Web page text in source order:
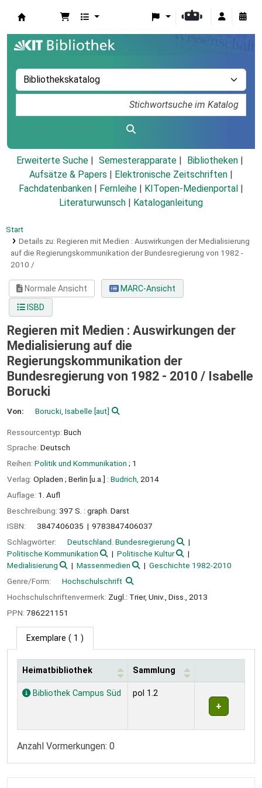
Erweiterte Suche Semesterapparate
Bibliotheken
Aufsätze & Papers
Elektronische Zeitschriften
Fachdatenbanken
Fernleihe KITopen-Medienportal
Literaturwunsch
Kataloganleitung
Start
Details zu: Regieren mit Medien : Auswirkungen der Medialisierung
auf die Regierungskommunikation der Bundesregierung von 1982 -
2010 /
Normale Ansicht
MARC-Ansicht
ISBD
Regieren mit Medien : Auswirkungen der
Medialisierung auf die
Regierungskommunikation der
Bundesregierung von 1982 - 2010 / Isabelle
Borucki
Von: Borucki, Isabelle [aut]
Ressourcentyp: Buch
Sprache: Deutsch
Reihen: Politik und Kommunikation ; 1
Verlag: Opladen ; Berlin [u.a.] : Budrich, 2014
Auflage: 1. Aufl
Beschreibung: 397 S. : graph. Darst
ISBN:
3847406035
9783847406037
Schlagwörter:
Deutschland. Bundesregierung
Politische Kommunikation
Politische Kultur
Medialisierung
Massenmedien
Geschichte 1982-2010
Genre/Form:
Hochschulschrift
Hochschulschriftenvermerk: Zugl.: Trier, Univ., Diss., 2013
PPN: 786221151
Exemplare ( 1 )
Exemplare
Heimatbibliothek Sammlung
Bibliothek Campus Süd pol 1.2
Anzahl Vormerkungen: 0